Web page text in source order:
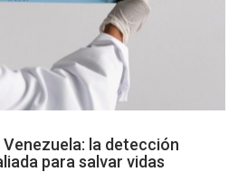
la detección
para salvar vidas